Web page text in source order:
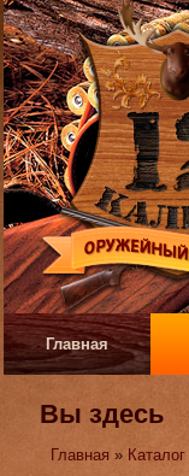
Главная
Вы здесь
Главная » Каталог